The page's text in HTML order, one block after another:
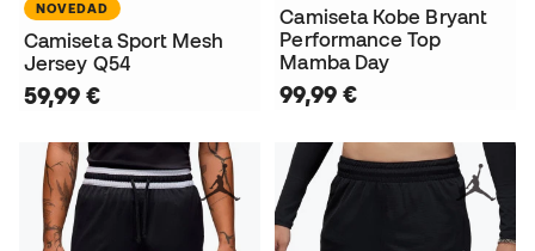
NOVEDAD
Camiseta Sport Mesh
Jersey Q54
59,99 €
Camiseta Kobe Bryant
Performance Top
Mamba Day
99,99 €